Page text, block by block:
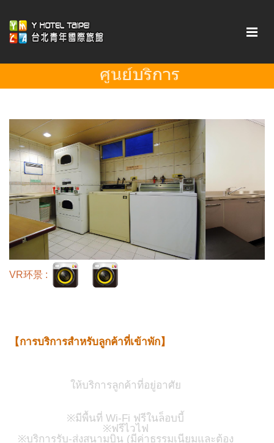
VR环景 :
【การบริการสำหรับลูกค้าที่เข้าพัก】
ให้บริการลูกค้าที่อยู่อาศัย
※มีพื้นที่ Wi-Fi ฟรีในล็อบบี้
※ฟรีไวไฟ
※บริการรับ-ส่งสนามบิน (มีค่าธรรมเนียมและต้อง